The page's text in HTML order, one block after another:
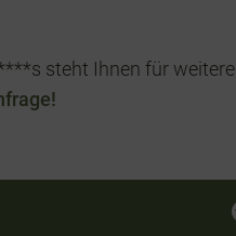
steht Ihnen für weitere